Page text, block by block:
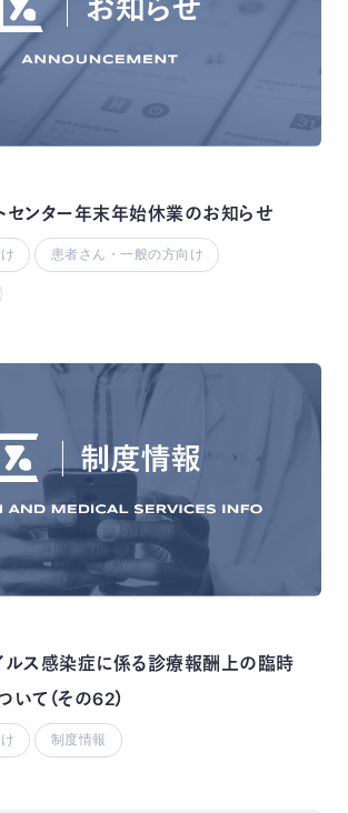
センター年末年始休業のお知らせ
患者さん・一般の方向け
ルス感染症に係る診療報酬上の臨時
て（その62）
制度情報